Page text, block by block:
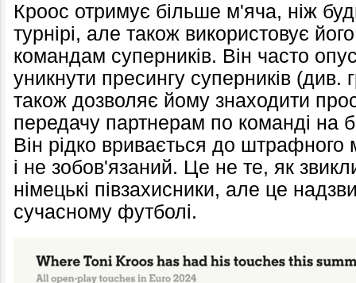
Кроос отримує більше м'яча, ніж
турнірі, але також використовує
командам суперників. Він часто
уникнути пресингу суперників (див.
також дозволяє йому знаходити
передачу партнерам по команді на
Він рідко вривається до
і не зобов'язаний. Це не те, як
німецькі півзахисники, але це
сучасному футболі.